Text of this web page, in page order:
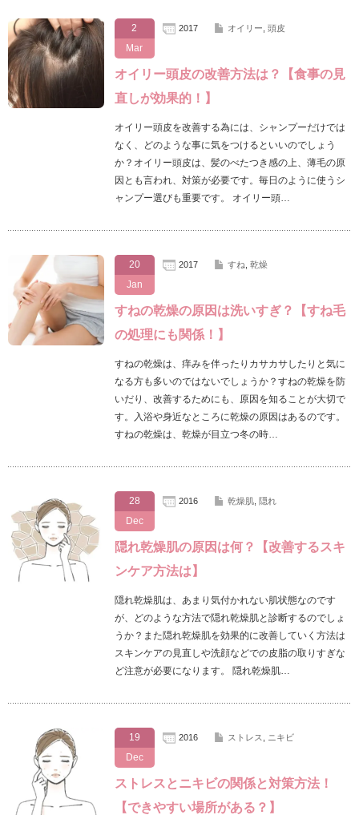
2
Mar
2017 オイリー 頭皮
オイリー頭皮の改善方法は？【食事の見
直しが効果的！】
オイリー頭皮を改善する為には、シャンプーだけでは
なく、どのような事に気をつけるといいのでしょう
か？オイリー頭皮は、髪のべたつき感の上、薄毛の原
因とも言われ、対策が必要です。毎日のように使うシ
ャンプー選びも重要です。 オイリー頭…
20
Jan
2017 すね 乾燥
すねの乾燥の原因は洗いすぎ？【すね毛
の処理にも関係！】
すねの乾燥は、痒みを伴ったりカサカサしたりと気に
なる方も多いのではないでしょうか？すねの乾燥を防
いだり、改善するためにも、原因を知ることが大切で
す。入浴や身近なところに乾燥の原因はあるのです。
すねの乾燥は、乾燥が目立つ冬の時…
28
Dec
2016 乾燥肌, 隠れ
隠れ乾燥肌の原因は何？【改善するスキ
ンケア方法は】
隠れ乾燥肌は、あまり気付かれない肌状態なのです
が、どのような方法で隠れ乾燥肌と診断するのでしょ
うか？また隠れ乾燥肌を効果的に改善していく方法は
スキンケアの見直しや洗顔などでの皮脂の取りすぎな
ど注意が必要になります。 隠れ乾燥肌…
19
Dec
2016 ストレス ニキビ
ストレスとニキビの関係と対策方法！
【できやすい場所がある？】